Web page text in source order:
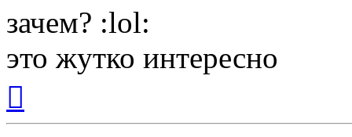
зачем? :lol:
это жутко интересно
началу